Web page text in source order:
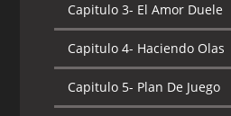
Capitulo 3- El Amor Duele
Capitulo 4- Haciendo Olas
Capitulo 5- Plan De Juego